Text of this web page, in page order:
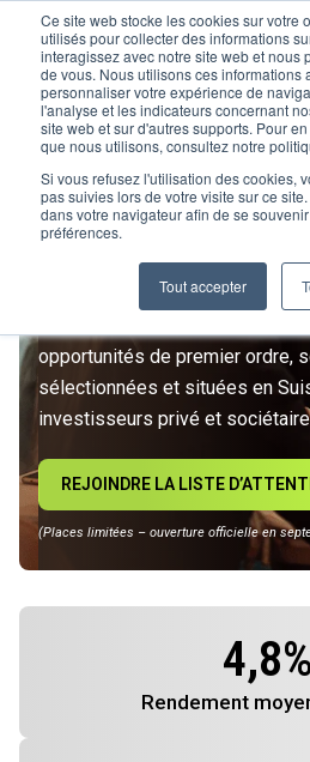
Ce site web stocke les cookies sur votre
utilisés pour collecter des informations
interagissez avec notre site web et nous
de vous. Nous utilisons ces informations
personnaliser votre expérience de
l'analyse et les indicateurs concernant
site web et sur d'autres supports. Pour
que nous utilisons, consultez notre
Si vous refusez l'utilisation des cookies,
pas suivies lors de votre visite sur ce
dans votre navigateur afin de se
préférences.
Tout accepter
L’IMMOBILIER
DANS UNE
Rejoignez le premier club privé
opportunités de premier ordre,
sélectionnées et situées en
investisseurs privé et
REJOINDRE LA LISTE
(Places limitées – ouverture officielle en
4,8%
Rendement